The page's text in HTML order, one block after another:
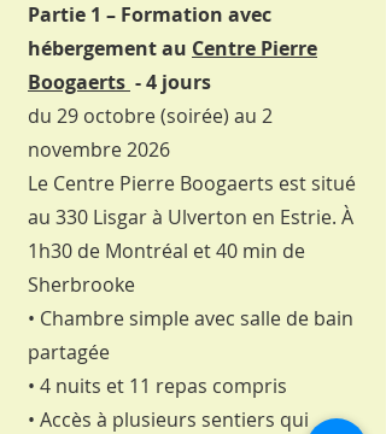
Partie 1 – Formation avec
hébergement au Centre Pierre
Boogaerts - 4 jours
du 29 octobre (soirée) au 2
novembre 2026
Le Centre Pierre Boogaerts est situé
au 330 Lisgar à Ulverton en Estrie. À
1h30 de Montréal et 40 min de
Sherbrooke
• Chambre simple avec salle de bain
partagée
• 4 nuits et 11 repas compris
• Accès à plusieurs sentiers qui